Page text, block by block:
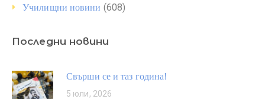
Училищни новини (608)
Последни новини
Свърши се и таз година!
5 юли, 2026